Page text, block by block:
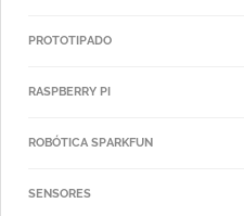
PROTOTIPADO
RASPBERRY PI
ROBÓTICA SPARKFUN
SENSORES